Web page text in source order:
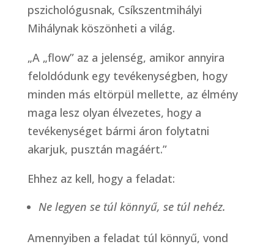
pszichológusnak, Csíkszentmihályi
Mihálynak köszönheti a világ.
„A „flow” az a jelenség, amikor annyira
feloldódunk egy tevékenységben, hogy
minden más eltörpül mellette, az élmény
maga lesz olyan élvezetes, hogy a
tevékenységet bármi áron folytatni
akarjuk, pusztán magáért.”
Ehhez az kell, hogy a feladat:
Ne legyen se túl könnyű, se túl nehéz.
Amennyiben a feladat túl könnyű, vond